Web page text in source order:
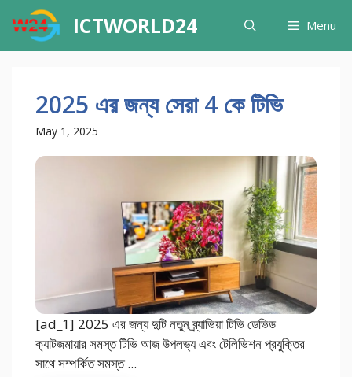
content
ICTWORLD24 Menu
2025 এর জন্য সেরা 4 কে টিভি
May 1, 2025
[ad_1] 2025 এর জন্য দুটি নতুন ব্র্যাভিয়া টিভি ডেভিড
ক্যাটজমায়ার সমস্ত টিভি আজ উপলভ্য এবং টেলিভিশন প্রযুক্তির
সাথে সম্পর্কিত সমস্ত ...